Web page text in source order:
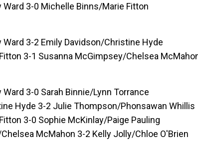
3-0 Michelle Binns/Marie Fitton
3-2 Emily Davidson/Christine Hyde
3-1 Susanna McGimpsey/Chelsea
3-0 Sarah Binnie/Lynn Torrance
Hyde 3-2 Julie Thompson/Phonsawan Whillis
3-0 Sophie McKinlay/Paige Pauling
McMahon 3-2 Kelly Jolly/Chloe O'Brien